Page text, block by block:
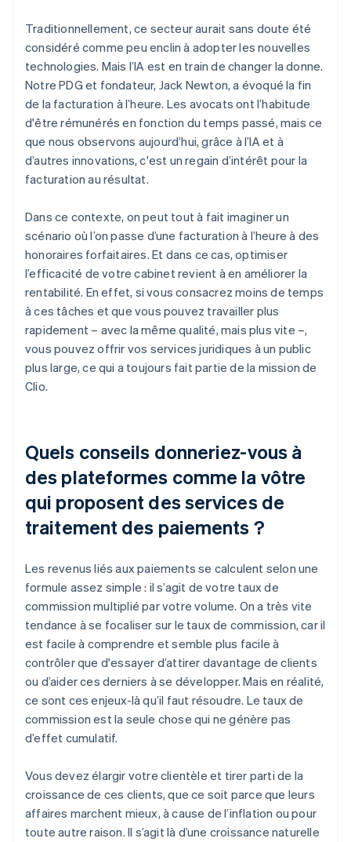
Traditionnellement, ce secteur aurait sans doute été
considéré comme peu enclin à adopter les nouvelles
technologies. Mais l’IA est en train de changer la donne.
Notre PDG et fondateur, Jack Newton, a évoqué la fin
de la facturation à l’heure. Les avocats ont l’habitude
d'être rémunérés en fonction du temps passé, mais ce
que nous observons aujourd’hui, grâce à l’IA et à
d’autres innovations, c'est un regain d’intérêt pour la
facturation au résultat.
Dans ce contexte, on peut tout à fait imaginer un
scénario où l’on passe d’une facturation à l’heure à des
honoraires forfaitaires. Et dans ce cas, optimiser
l’efficacité de votre cabinet revient à en améliorer la
rentabilité. En effet, si vous consacrez moins de temps
à ces tâches et que vous pouvez travailler plus
rapidement – avec la même qualité, mais plus vite –,
vous pouvez offrir vos services juridiques à un public
plus large, ce qui a toujours fait partie de la mission de
Clio.
Quels conseils donneriez-vous à
des plateformes comme la vôtre
qui proposent des services de
traitement des paiements ?
Les revenus liés aux paiements se calculent selon une
formule assez simple : il s’agit de votre taux de
commission multiplié par votre volume. On a très vite
tendance à se focaliser sur le taux de commission, car il
est facile à comprendre et semble plus facile à
contrôler que d'essayer d’attirer davantage de clients
ou d’aider ces derniers à se développer. Mais en réalité,
ce sont ces enjeux-là qu’il faut résoudre. Le taux de
commission est la seule chose qui ne génère pas
d’effet cumulatif.
Vous devez élargir votre clientèle et tirer parti de la
croissance de ces clients, que ce soit parce que leurs
affaires marchent mieux, à cause de l’inflation ou pour
toute autre raison. Il s’agit là d’une croissance naturelle